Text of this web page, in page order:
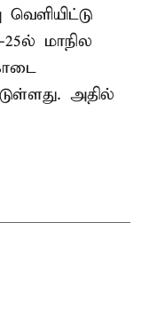
மாநில
அதில்